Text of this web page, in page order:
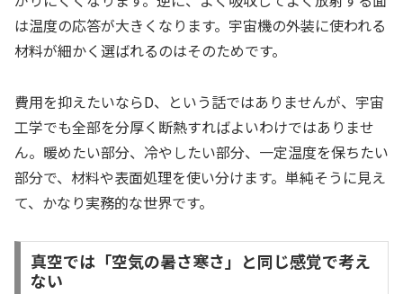
は温度の応答が大きくなります。宇宙機の外装に使われる
材料が細かく選ばれるのはそのためです。
費用を抑えたいならD、という話ではありませんが、宇宙
工学でも全部を分厚く断熱すればよいわけではありませ
ん。暖めたい部分、冷やしたい部分、一定温度を保ちたい
部分で、材料や表面処理を使い分けます。単純そうに見え
て、かなり実務的な世界です。
真空では「空気の暑さ寒さ」と同じ感覚で考え
ない